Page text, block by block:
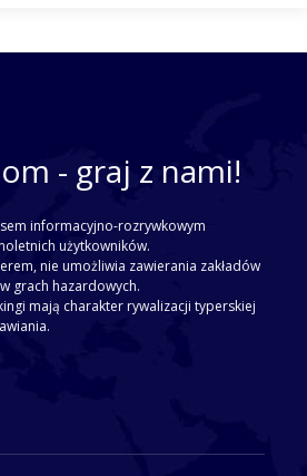
- graj z nami!
informacyjno-rozrywkowym
użytkowników.
nie umożliwia zawierania zakładów
grach hazardowych.
mają charakter rywalizacji typerskiej